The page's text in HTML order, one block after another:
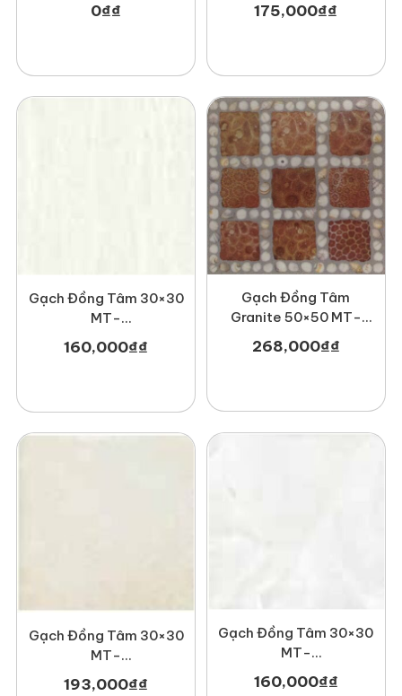
0₫₫ 175,000₫₫
Gạch Đồng Tâm 30×30
MT-
GDT3030Nonnuoc002
160,000₫₫
Gạch Đồng Tâm
Granite 50×50 MT-
GDTDTD5050Truongsavn
268,000₫₫
Gạch Đồng Tâm 30×30
MT-
GDT3030Hoabien002
193,000₫₫
Gạch Đồng Tâm 30×30
MT-
GDT3030Haivan002
160,000₫₫